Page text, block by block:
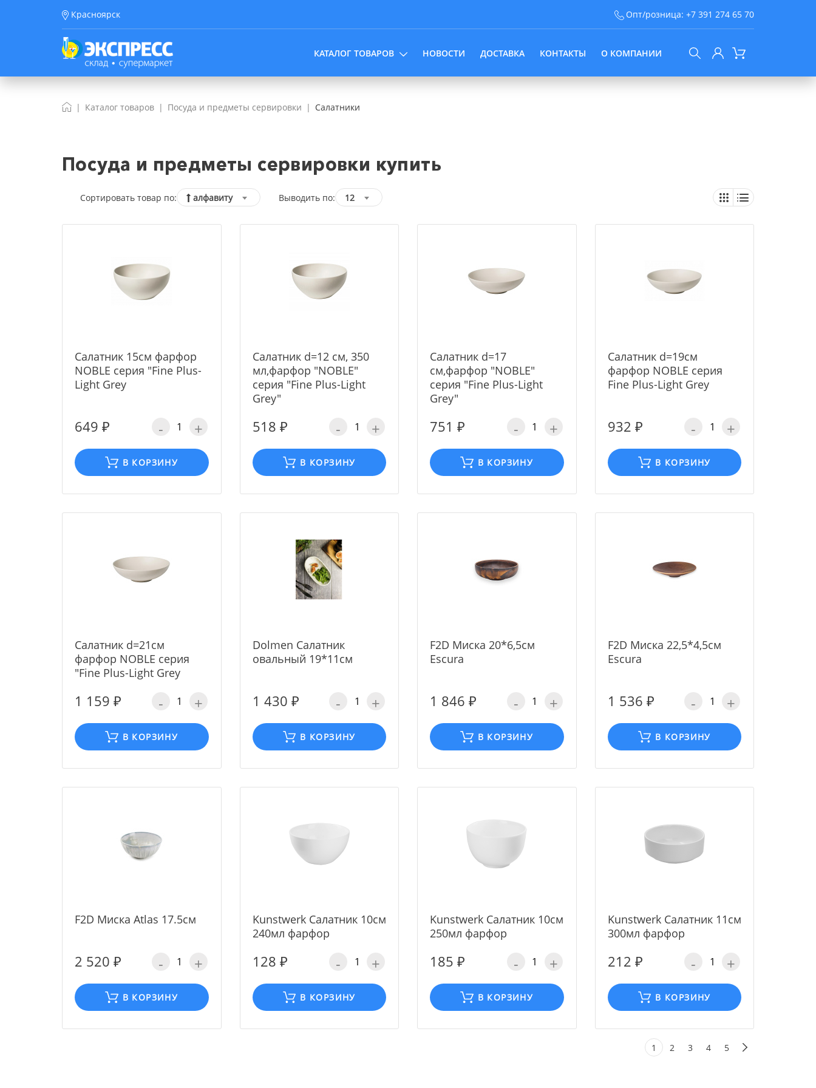
Красноярск Опт/розница: +7 391 274 65 70
КАТАЛОГ ТОВАРОВ НОВОСТИ ДОСТАВКА КОНТАКТЫ О КОМПАНИИ
Каталог товаров Посуда и предметы сервировки Салатники
Посуда и предметы сервировки купить
Сортировать товар по: алфавиту Выводить по: 12
Cалатник 15cм фарфор
NOBLE серия "Fine Plus-
Light Grey
649 ₽ - +
В КОРЗИНУ
Cалатник d=12 cм, 350
мл,фарфор "NOBLE"
серия "Fine Plus-Light
Grey"
518 ₽ - +
В КОРЗИНУ
Cалатник d=17
cм,фарфор "NOBLE"
серия "Fine Plus-Light
Grey"
751 ₽ - +
В КОРЗИНУ
Cалатник d=19cм
фарфор NOBLE серия
Fine Plus-Light Grey
932 ₽ - +
В КОРЗИНУ
Cалатник d=21cм
фарфор NOBLE серия
"Fine Plus-Light Grey
1 159 ₽ - +
В КОРЗИНУ
Dolmen Салатник
овальный 19*11см
1 430 ₽ - +
В КОРЗИНУ
F2D Миска 20*6,5см
Escura
1 846 ₽ - +
В КОРЗИНУ
F2D Миска 22,5*4,5см
Escura
1 536 ₽ - +
В КОРЗИНУ
F2D Миска Atlas 17.5см
2 520 ₽ - +
В КОРЗИНУ
Kunstwerk Салатник 10см
240мл фарфор
128 ₽ - +
В КОРЗИНУ
Kunstwerk Салатник 10см
250мл фарфор
185 ₽ - +
В КОРЗИНУ
Kunstwerk Салатник 11см
300мл фарфор
212 ₽ - +
В КОРЗИНУ
1 2 3 4 5